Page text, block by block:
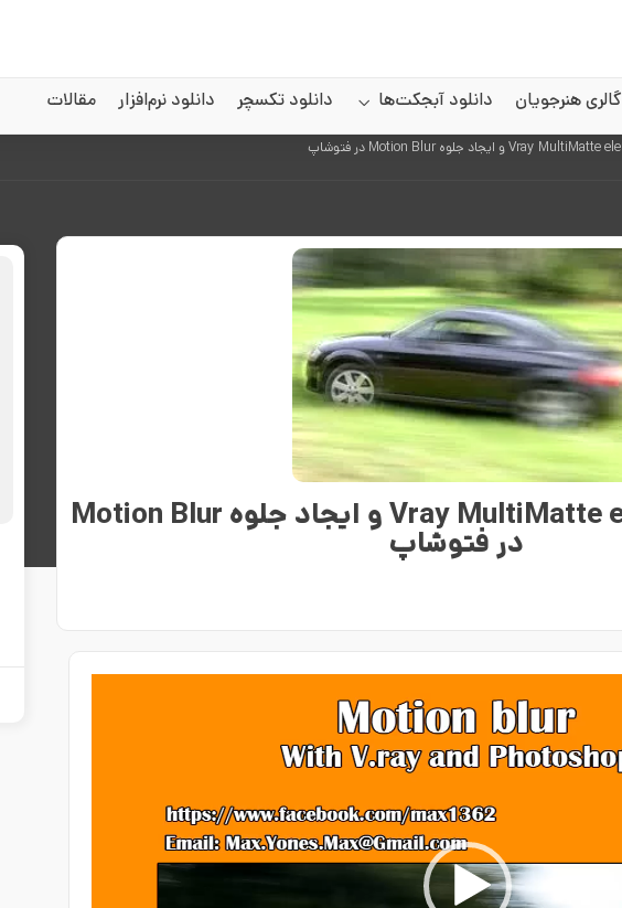
گالری هنرجویان دانلود آبجکت‌ها دانلود تکسچر دانلود نرم‌افزار
مقالات
استفاده از Vray MultiMatte element و ایجاد جلوه Motion Blur
در فتوشاپ